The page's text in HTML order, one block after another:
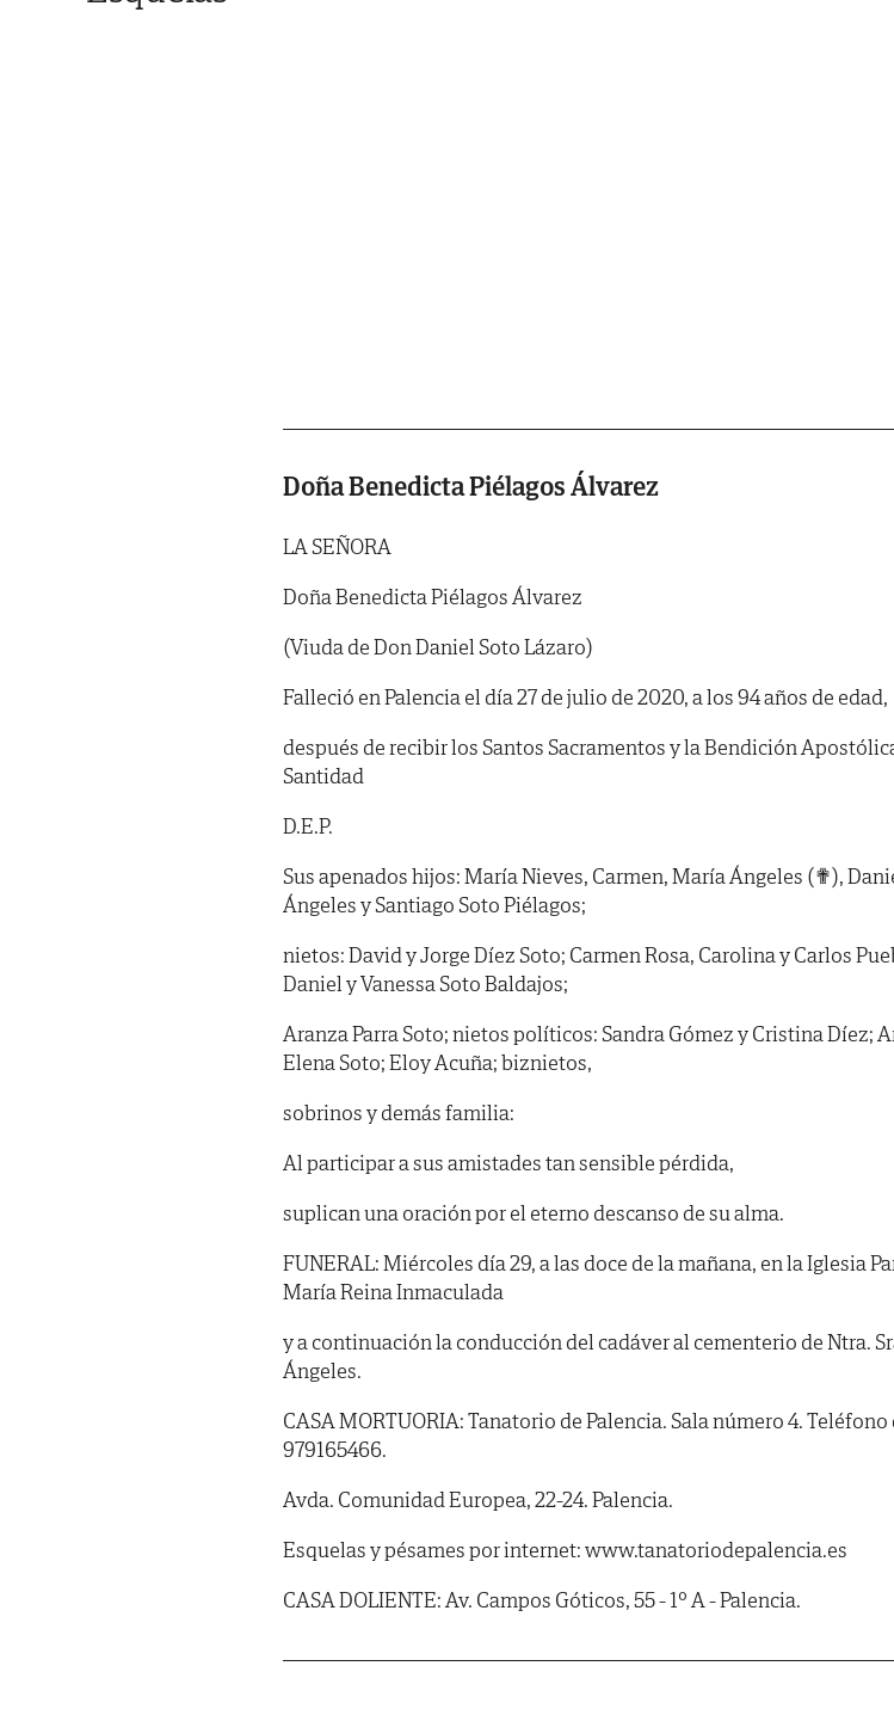
Doña Benedicta Piélagos Álvarez
LA SEÑORA
Doña Benedicta Piélagos Álvarez
(Viuda de Don Daniel Soto Lázaro)
Falleció en Palencia el día 27 de julio de 2020, a los 94 años de edad,
después de recibir los Santos Sacramentos y la Bendición
Santidad
D.E.P.
Sus apenados hijos: María Nieves, Carmen, María Ángeles (✟),
Ángeles y Santiago Soto Piélagos;
nietos: David y Jorge Díez Soto; Carmen Rosa, Carolina y Carlos
Daniel y Vanessa Soto Baldajos;
Aranza Parra Soto; nietos políticos: Sandra Gómez y Cristina Díez;
Elena Soto; Eloy Acuña; biznietos,
sobrinos y demás familia:
Al participar a sus amistades tan sensible pérdida,
suplican una oración por el eterno descanso de su alma.
FUNERAL: Miércoles día 29, a las doce de la mañana, en la Iglesia
María Reina Inmaculada
y a continuación la conducción del cadáver al cementerio de Ntra.
Ángeles.
CASA MORTUORIA: Tanatorio de Palencia. Sala número 4.
979165466.
Avda. Comunidad Europea, 22-24. Palencia.
Esquelas y pésames por internet: www.tanatoriodepalencia.es
CASA DOLIENTE: Av. Campos Góticos, 55 - 1º A - Palencia.